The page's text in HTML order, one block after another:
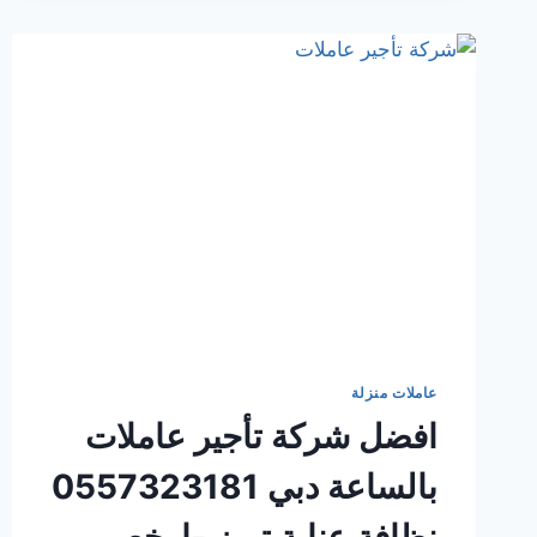
لجلب
عاملات منزلة
افضل شركة تأجير عاملات
بالساعة دبي 0557323181